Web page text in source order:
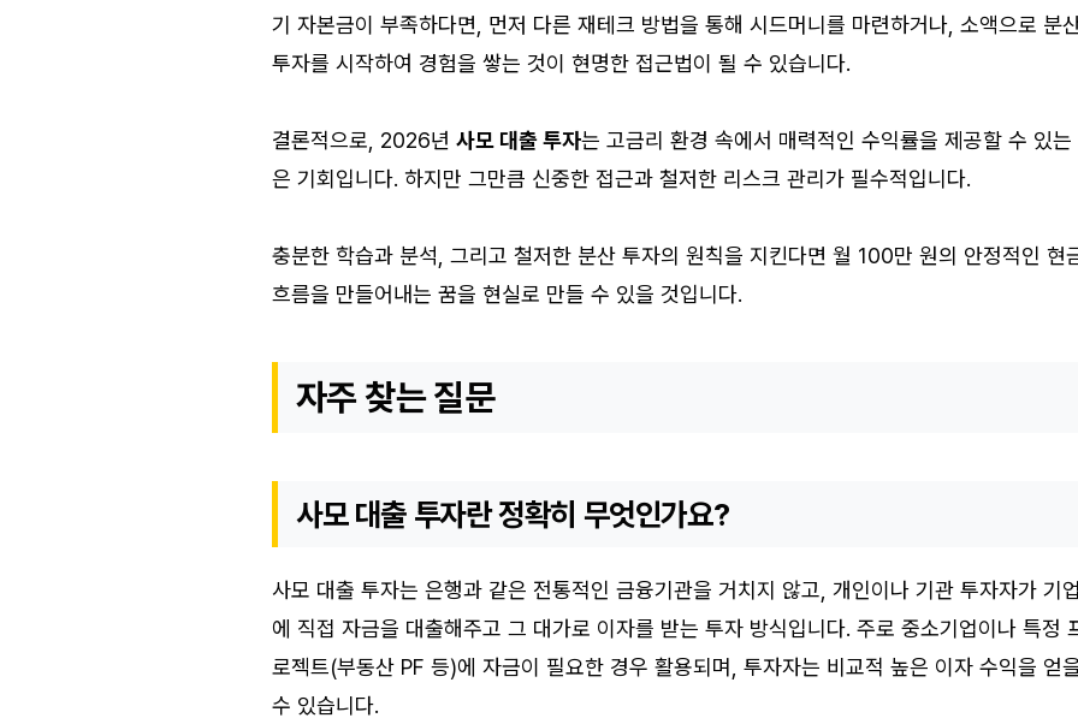
기 자본금이 부족하다면, 먼저 다른 재테크 방법을 통해 시드머니를 마련하거나, 소액으로 분
투자를 시작하여 경험을 쌓는 것이 현명한 접근법이 될 수 있습니다.
결론적으로, 2026년 사모 대출 투자는 고금리 환경 속에서 매력적인 수익률을 제공할 수 있는
은 기회입니다. 하지만 그만큼 신중한 접근과 철저한 리스크 관리가 필수적입니다.
충분한 학습과 분석, 그리고 철저한 분산 투자의 원칙을 지킨다면 월 100만 원의 안정적인 현
흐름을 만들어내는 꿈을 현실로 만들 수 있을 것입니다.
자주 찾는 질문
사모 대출 투자란 정확히 무엇인가요?
사모 대출 투자는 은행과 같은 전통적인 금융기관을 거치지 않고, 개인이나 기관 투자자가 기
에 직접 자금을 대출해주고 그 대가로 이자를 받는 투자 방식입니다. 주로 중소기업이나 특정
로젝트(부동산 PF 등)에 자금이 필요한 경우 활용되며, 투자자는 비교적 높은 이자 수익을 얻
수 있습니다.